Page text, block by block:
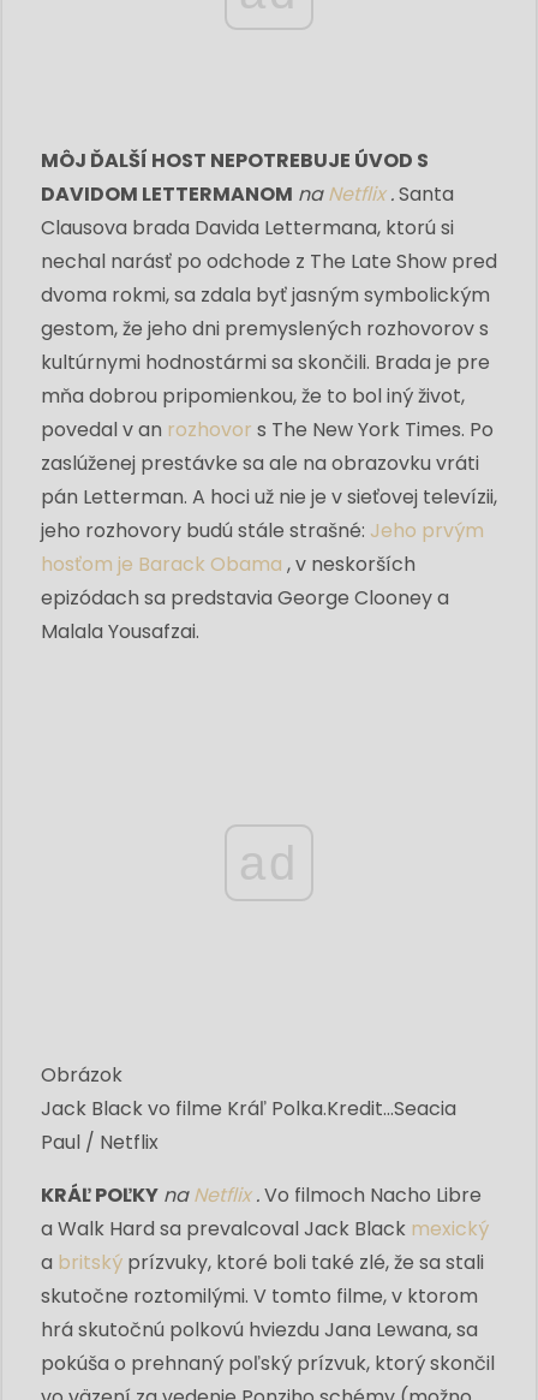
MÔJ ĎALŠÍ HOST NEPOTREBUJE ÚVOD S
DAVIDOM LETTERMANOM na Netflix .Santa
Clausova brada Davida Lettermana, ktorú si
nechal narásť po odchode z The Late Show pred
dvoma rokmi, sa zdala byť jasným symbolickým
gestom, že jeho dni premyslených rozhovorov s
kultúrnymi hodnostármi sa skončili. Brada je pre
mňa dobrou pripomienkou, že to bol iný život,
povedal v an rozhovor s The New York Times. Po
zaslúženej prestávke sa ale na obrazovku vráti
pán Letterman. A hoci už nie je v sieťovej televízii,
jeho rozhovory budú stále strašné: Jeho prvým
hosťom je Barack Obama , v neskorších
epizódach sa predstavia George Clooney a
Malala Yousafzai.
ad
Obrázok
Jack Black vo filme Kráľ Polka.Kredit...Seacia
Paul / Netflix
KRÁĽ POĽKY na Netflix .Vo filmoch Nacho Libre
a Walk Hard sa prevalcoval Jack Black mexický
a britský prízvuky, ktoré boli také zlé, že sa stali
skutočne roztomilými. V tomto filme, v ktorom
hrá skutočnú polkovú hviezdu Jana Lewana, sa
pokúša o prehnaný poľský prízvuk, ktorý skončil